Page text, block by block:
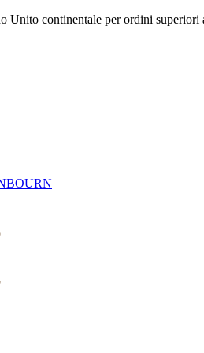
Unito continentale per ordini superiori